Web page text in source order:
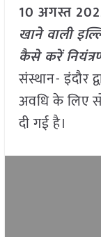
10 अगस्त
खाने वाली
कैसे करें
संस्थान- इंदौर
अवधि के लिए
दी गई है।